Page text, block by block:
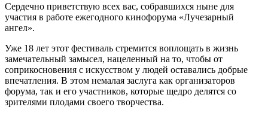
Сердечно приветствую всех вас, собравшихся ныне для
участия в работе ежегодного кинофорума «Лучезарный
ангел».
Уже 18 лет этот фестиваль стремится воплощать в жизнь
замечательный замысел, нацеленный на то, чтобы от
соприкосновения с искусством у людей оставались добрые
впечатления. В этом немалая заслуга как организаторов
форума, так и его участников, которые щедро делятся со
зрителями плодами своего творчества.